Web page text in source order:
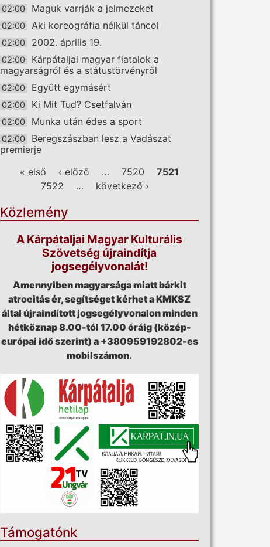
02:00 Maguk varrják a jelmezeket
02:00 Aki koreográfia nélkül táncol
02:00 2002. április 19.
02:00
Kárpátaljai magyar fiatalok a
magyarságról és a státustörvényről
02:00 Együtt egymásért
02:00 Ki Mit Tud? Csetfalván
02:00 Munka után édes a sport
02:00
Beregszászban lesz a Vadászat
premierje
Oldalak
« első ‹ előző … 7520
7521
7522
… következő ›
Közlemény
A Kárpátaljai Magyar Kulturális
Szövetség újraindítja
jogsegélyvonalát!
Amennyiben magyarsága miatt bárkit
atrocitás ér, segítséget kérhet a KMKSZ
által újraindított jogsegélyvonalon minden
hétköznap 8.00-tól 17.00 óráig (közép-
európai idő szerint) a +380959192802-es
mobilszámon.
Támogatónk